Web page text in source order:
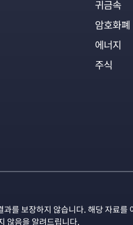
귀금속
암호화폐
에너지
주식
를 보장하지 않습니다. 해당 자료
않음을 알려드립니다.